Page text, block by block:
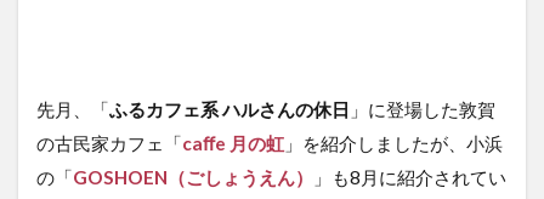
先月、「ふるカフェ系 ハルさんの休日 」に登場した敦賀
の古民家カフェ「caﬀe 月の虹 」を紹介しましたが、小浜
の「GOSHOEN（ごしょうえん）
」も8月に紹介されてい